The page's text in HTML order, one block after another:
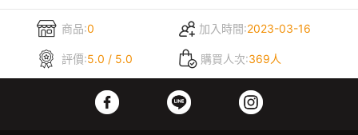
商品:0 加入時間:2023-03-16
評價:5.0 / 5.0 購買人次:369人